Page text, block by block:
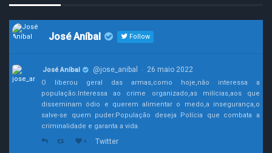
José Aníbal Follow
José Aníbal @jose_anibal · 26 maio 2022
O liberou geral das armas,como hoje,não interessa a
população.Interessa ao crime organizado,as milícias,aos que
disseminam ódio e querem alimentar o medo,a insegurança,o
salve-se quem puder.População deseja Polícia que combata a
criminalidade e garanta a vida.
4 Twitter